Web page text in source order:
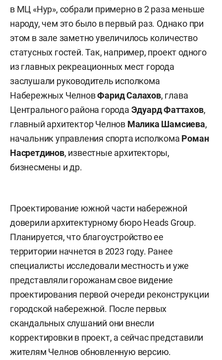
в МЦ «Нур», собрали примерно в 2 раза меньше
народу, чем это было в первый раз. Однако при
этом в зале заметно увеличилось количество
статусных гостей. Так, например, проект одного
из главных рекреационных мест города
заслушали руководитель исполкома
Набережных ЧелновФарид Салахов, глава
Центрального района города Эдуард Фаттахов,
главный архитектор Челнов Малика Шамсиева,
начальник управления спорта исполкома Роман
Насретдинов, известные архитекторы,
бизнесмены и др.
Проектирование южной части набережной
доверили архитектурному бюро Heads Group.
Планируется, что благоустройство ее
территории начнется в 2023 году. Ранее
специалисты исследовали местность и уже
представляли горожанам свое видение
проектирования первой очереди реконструкции
городской набережной. После первых
скандальных слушаний они внесли
корректировки в проект, а сейчас представили
жителям Челнов обновленную версию.